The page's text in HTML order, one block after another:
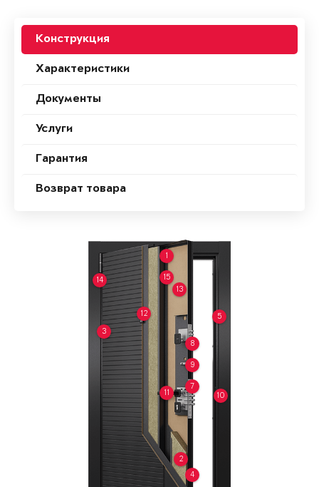
Конструкция
Характеристики
Документы
Услуги
Гарантия
Возврат товара
1
2
3
4
5
7
8
9
10
11
12
13
14 15